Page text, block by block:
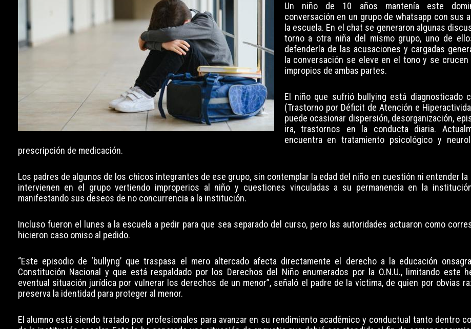
Un niño de 10 años mantenía este
conversación en un grupo de whatsapp con sus
la escuela. En el chat se generaron algunas
torno a otra niña del mismo grupo, uno de
defenderla de las acusaciones y cargadas
la conversación se eleve en el tono y se
impropios de ambas partes.
El niño que sufrió bullying está diagnosticado
(Trastorno por Déficit de Atención e
puede ocasionar dispersión, desorganización,
ira, trastornos en la conducta diaria.
encuentra en tratamiento psicológico y
prescripción de medicación.
Los padres de algunos de los chicos integrantes de ese grupo, sin contemplar la edad del niño en cuestión ni entender
intervienen en el grupo vertiendo improperios al niño y cuestiones vinculadas a su permanencia en la
manifestando sus deseos de no concurrencia a la institución.
Incluso fueron el lunes a la escuela a pedir para que sea separado del curso, pero las autoridades actuaron como
hicieron caso omiso al pedido.
“Este episodio de ‘bullyng’ que traspasa el mero altercado afecta directamente el derecho a la educación
Constitución Nacional y que está respaldado por los Derechos del Niño enumerados por la O.N.U., limitando este
eventual situación jurídica por vulnerar los derechos de un menor”, señaló el padre de la víctima, de quien por obvias
preserva la identidad para proteger al menor.
El alumno está siendo tratado por profesionales para avanzar en su rendimiento académico y conductual tanto dentro